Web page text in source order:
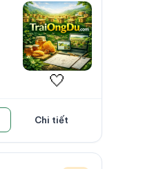
🤍
Chi tiết